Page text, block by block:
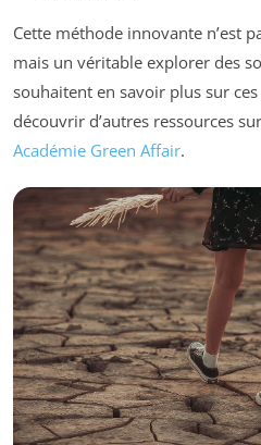
Cette méthode innovante n’est
mais un véritable explorer des
souhaitent en savoir plus sur
découvrir d’autres ressources
Académie Green Affair.